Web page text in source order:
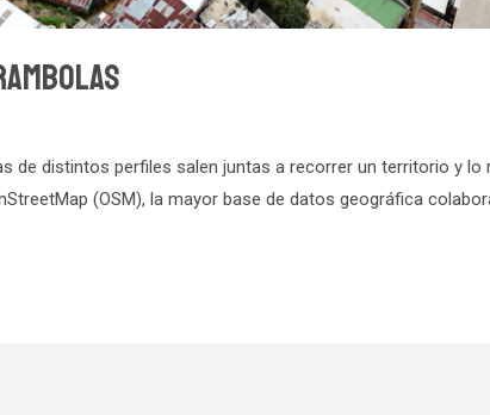
de distintos perfiles salen juntas a recorrer un territorio y lo
(OSM), la mayor base de datos geográfica